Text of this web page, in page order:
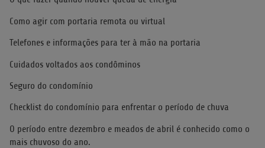
Como agir com portaria remota ou virtual
Telefones e informações para ter à mão na portaria
Cuidados voltados aos condôminos
Seguro do condomínio
Checklist do condomínio para enfrentar o período de chuva
O período entre dezembro e meados de abril é conhecido como o
mais chuvoso do ano.